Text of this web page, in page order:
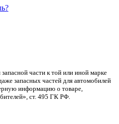
части к той или иной марке
запасных частей для автомобилей
информацию о товаре,
ст. 495 ГК РФ.